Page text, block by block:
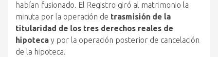
habían fusionado. El Registro giró al matrimonio la
minuta por la operación de trasmisión de la
titularidad de los tres derechos reales de
hipoteca y por la operación posterior de cancelación
de la hipoteca.